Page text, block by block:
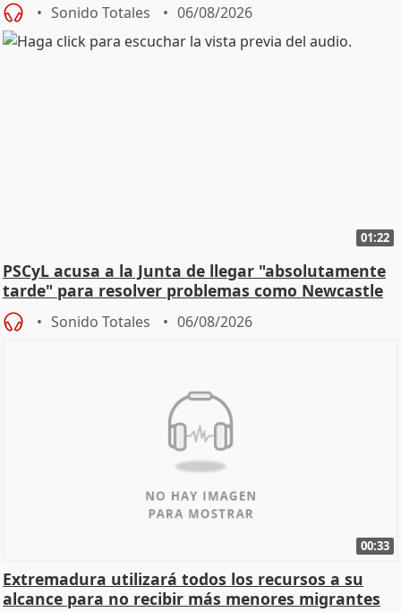
Sonido Totales 06/08/2026
01:22
PSCyL acusa a la Junta de llegar "absolutamente
tarde" para resolver problemas como Newcastle
Sonido Totales 06/08/2026
00:33
Extremadura utilizará todos los recursos a su
alcance para no recibir más menores migrantes